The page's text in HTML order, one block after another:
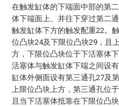
在触发缸体的下端面中部的第
体下端面上、并往下穿过第二
触发缸体下方的触发配重22。
位凸块24及下限位凸块29，且
方，下限位凸块位于下活塞体
活塞体与触发缸体下端之间设
缸体外侧面设有第三通孔27及
上限位凸块上方，第三通孔位
且当下活塞体抵靠在下限位凸